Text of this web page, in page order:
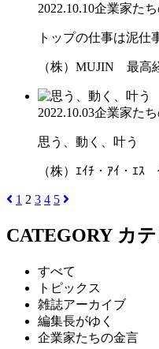
2022.10.10企業家た
トップの仕事は泥仕
（株）MUJIN 最高
2022.10.03企業家た
思う、動く、叶う
（株）ｴｲﾁ・ｱｲ・ｴ
1 2 3 4 5
CATEGORY カ
すべて
トピックス
雑誌アーカイブ
編集長がゆく
企業家たちの金言